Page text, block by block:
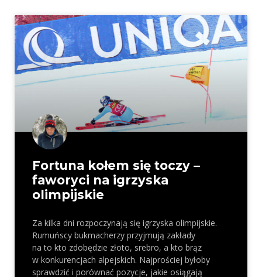
Fortuna kołem się toczy –
faworyci na igrzyska
olimpijskie
Za kilka dni rozpoczynają się igrzyska olimpijskie.
Rumuńscy bukmacherzy przyjmują zakłady
na to kto zdobędzie złoto, srebro, a kto brąz
w konkurencjach alpejskich. Najprościej byłoby
sprawdzić i porównać pozycje, jakie osiągają